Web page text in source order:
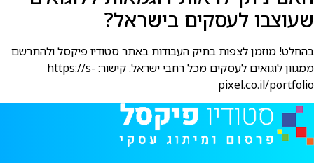
שעוצבו לעסקים בישראל?
בהחלט! מוזמן לצפות בתיק העבודות באתר סטודיו פיקסל ולהתרשם
ממגוון לוגואים לעסקים מכל רחבי ישראל. קישור: https://s-
pixel.co.il/portfolio